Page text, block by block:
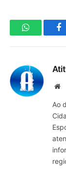
WhatsApp
Ao